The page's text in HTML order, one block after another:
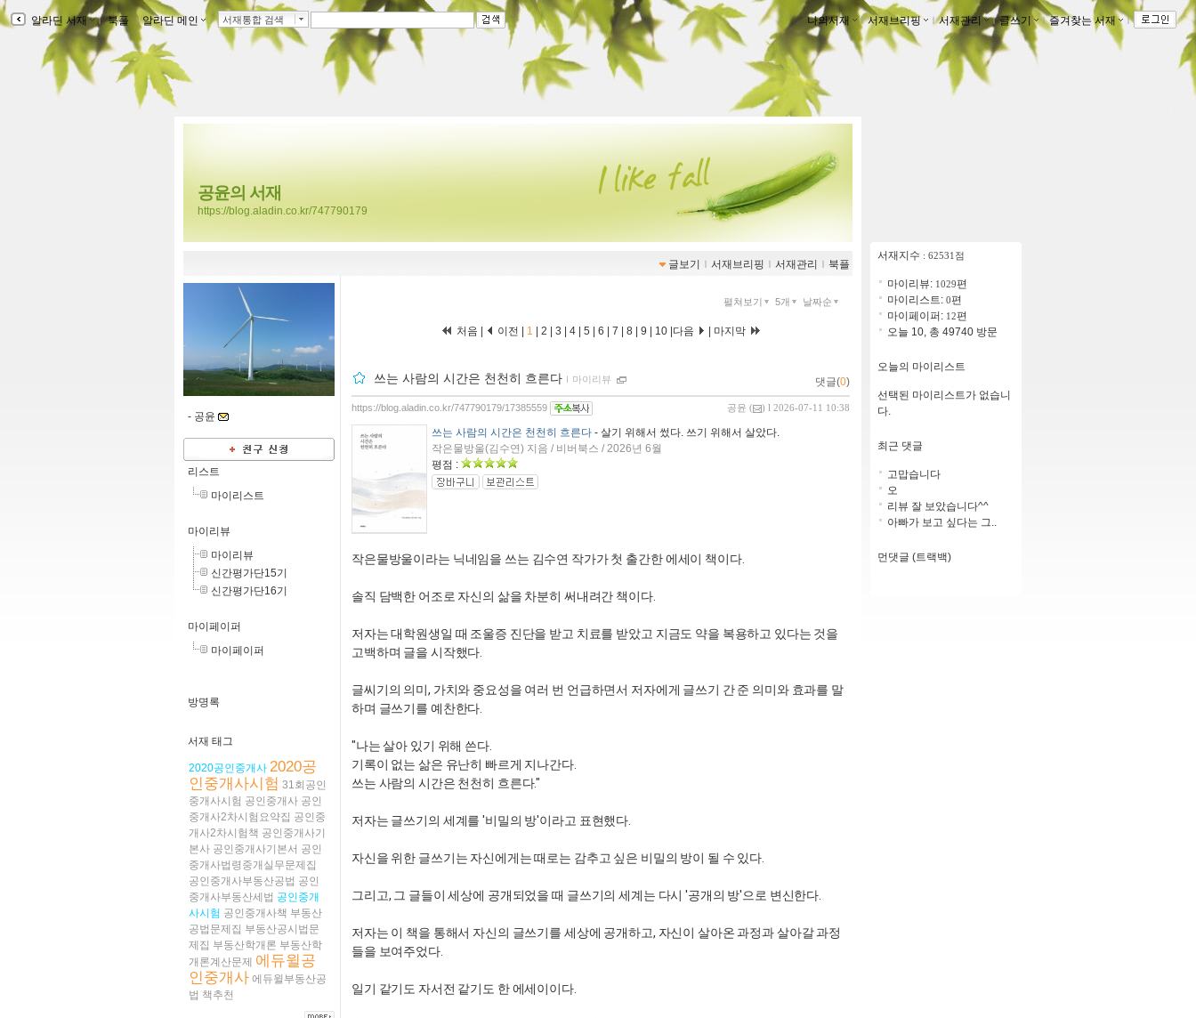
알라딘 서재 ｌ북플 ｌ알라딘 메인 ｌ 서재통합 검색 나의서재 ｌ서재브리핑 ｌ서재관리 ｌ글쓰기 ｌ즐겨찾는 서재 ｌ
공윤의 서재
https://blog.aladin.co.kr/747790179
글보기 ｌ 서재브리핑 ｌ 서재관리 ｌ 북플
- 공윤
리스트
마이리스트
마이리뷰
마이리뷰
신간평가단15기
신간평가단16기
마이페이퍼
마이페이퍼
방명록
서재 태그
2020공인중개사 2020공
인중개사시험 31회공인
중개사시험 공인중개사 공인
중개사2차시험요약집 공인중
개사2차시험책 공인중개사기
본사 공인중개사기본서 공인
중개사법령중개실무문제집
공인중개사부동산공법 공인
중개사부동산세법 공인중개
사시험 공인중개사책 부동산
공법문제집 부동산공시법문
제집 부동산학개론 부동산학
개론계산문제 에듀윌공
인중개사 에듀윌부동산공
법 책추천
펼쳐보기 5개 날짜순
처음 | 이전 | 1 2 3 4 5 6 7 8 9 10 다음 마지막
쓰는 사람의 시간은 천천히 흐른다 ｌ 마이리뷰 댓글(0)
공윤 ( ) l 2026-07-11 10:38
https://blog.aladin.co.kr/747790179/17385559
쓰는 사람의 시간은 천천히 흐른다 - 살기 위해서 썼다. 쓰기 위해서 살았다.
작은물방울(김수연) 지음 / 비버북스 / 2026년 6월
평점 :
작은물방울이라는 닉네임을 쓰는 김수연 작가가 첫 출간한 에세이 책이다.
솔직 담백한 어조로 자신의 삶을 차분히 써내려간 책이다.
저자는 대학원생일 때 조울증 진단을 받고 치료를 받았고 지금도 약을 복용하고 있다는 것을
고백하며 글을 시작했다.
글씨기의 의미, 가치와 중요성을 여러 번 언급하면서 저자에게 글쓰기 간 준 의미와 효과를 말
하며 글쓰기를 예찬한다.
"나는 살아 있기 위해 쓴다.
기록이 없는 삶은 유난히 빠르게 지나간다.
쓰는 사람의 시간은 천천히 흐른다."
저자는 글쓰기의 세계를 '비밀의 방'이라고 표현했다.
자신을 위한 글쓰기는 자신에게는 때로는 감추고 싶은 비밀의 방이 될 수 있다.
​그리고, 그 글들이 세상에 공개되었을 때 글쓰기의 세계는 다시 '공개의 방'으로 변신한다.
저자는 이 책을 통해서 자신의 글쓰기를 세상에 공개하고, 자신이 살아온 과정과 살아갈 과정
들을 보여주었다.
​일기 같기도 자서전 같기도 한 에세이이다.
서재지수 : 62531점
마이리뷰: 1029편
마이리스트: 0편
마이페이퍼: 12편
오늘 10, 총 49740 방문
오늘의 마이리스트
선택된 마이리스트가 없습니
다.
최근 댓글
고맙습니다
오
리뷰 잘 보았습니다^^
아빠가 보고 싶다는 그..
먼댓글 (트랙백)